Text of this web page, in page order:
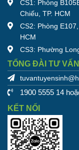
CS1: Phòng
Chiếu, TP. HCM
CS2: Phòng
HCM
CS3: Phường
TỔNG ĐÀI TƯ
1900 5555 14
KẾT NỐI